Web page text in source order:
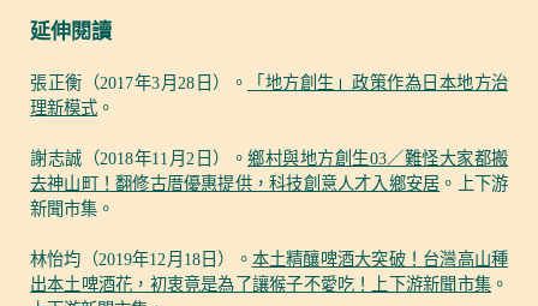
延伸閱讀
張正衡（2017年3月28日）。
「地方創生」政策作為日本地方治
理新模式 。
謝志誠（2018年11月2日）。 鄉村與地方創生03／難怪大家都搬
去神山町！翻修古厝優惠提供，科技創意人才入鄉安居 。上下游
新聞市集。
林怡均（2019年12月18日）。 本土精釀啤酒大突破！台灣高山種
出本土啤酒花，初衷竟是為了讓猴子不愛吃！上下游新聞市集 。